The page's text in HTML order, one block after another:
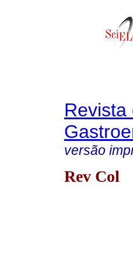
Revista
versão
Rev Col